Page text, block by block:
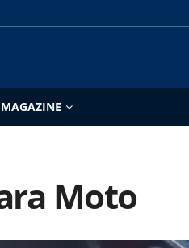
MAGAZINE
Moto